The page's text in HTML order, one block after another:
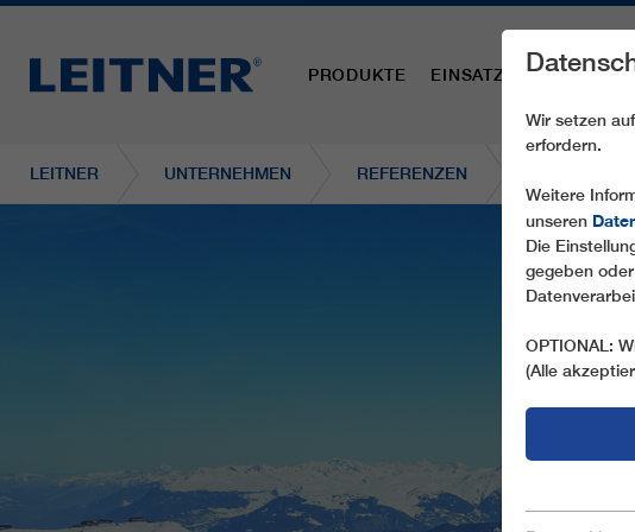
PRODUKTE EINSATZBEREICHE
LEITNER UNTERNEHMEN REFERENZEN
Wir setzen
erfordern.
Weitere
unseren
Die
gegeben
OPTIONAL:
(Alle